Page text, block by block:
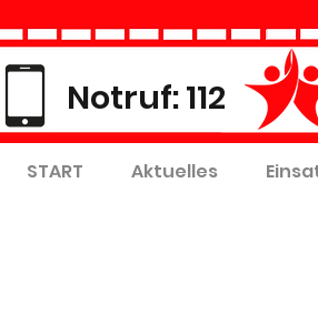
Notruf: 112
START Aktuelles